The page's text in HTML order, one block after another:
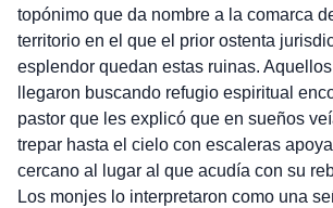
topónimo que da nombre a la comarca
territorio en el que el prior ostenta
esplendor quedan estas ruinas.
llegaron buscando refugio espiritual
pastor que les explicó que en sueños
trepar hasta el cielo con escaleras
cercano al lugar al que acudía con su
Los monjes lo interpretaron como una